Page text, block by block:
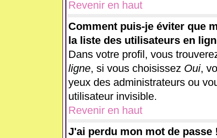
Revenir en haut
Comment puis-je éviter que
la liste des utilisateurs en
Dans votre profil, vous
ligne, si vous choisissez Oui,
yeux des administrateurs ou
utilisateur invisible.
Revenir en haut
J'ai perdu mon mot de passe